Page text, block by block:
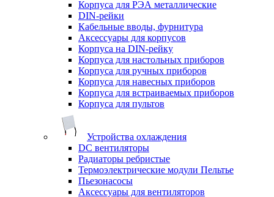
Корпуса для РЭА металлические
DIN-рейки
Кабельные вводы, фурнитура
Аксессуары для корпусов
Корпуса на DIN-рейку
Корпуса для настольных приборов
Корпуса для ручных приборов
Корпуса для навесных приборов
Корпуса для встраиваемых приборов
Корпуса для пультов
Устройства охлаждения
DC вентиляторы
Радиаторы ребристые
Термоэлектрические модули Пельтье
Пьезонасосы
Аксессуары для вентиляторов